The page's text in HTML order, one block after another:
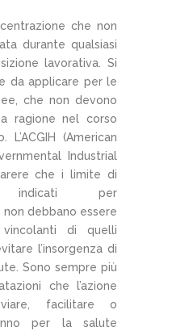
che non
durante qualsiasi
lavorativa. Si
da applicare per le
che non devono
ragione nel corso
(American
Industrial
che i limite di
indicati per
non debbano essere
di quelli
l’insorgenza di
Sono sempre più
che l’azione
facilitare o
per la salute